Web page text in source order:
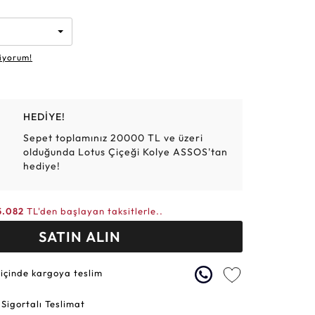
Elmas Bilezikler
Altın Tesbihler
Altın Hasır Setler
Violet
HEDİYE!
Sepet toplamınız 20000 TL ve üzeri
olduğunda Lotus Çiçeği Kolye ASSOS'tan
hediye!
TL'den başlayan taksitlerle..
SATIN ALIN
kargoya teslim
Teslimat